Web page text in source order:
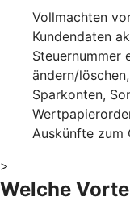
Vollmachten
Kundendaten
Steuernummer
ändern/
Sparkonten,
Auskünfte zum
>
Welche